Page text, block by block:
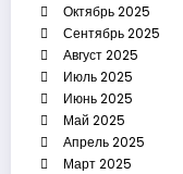
Октябрь 2025
Сентябрь 2025
Август 2025
Июль 2025
Июнь 2025
Май 2025
Апрель 2025
Март 2025